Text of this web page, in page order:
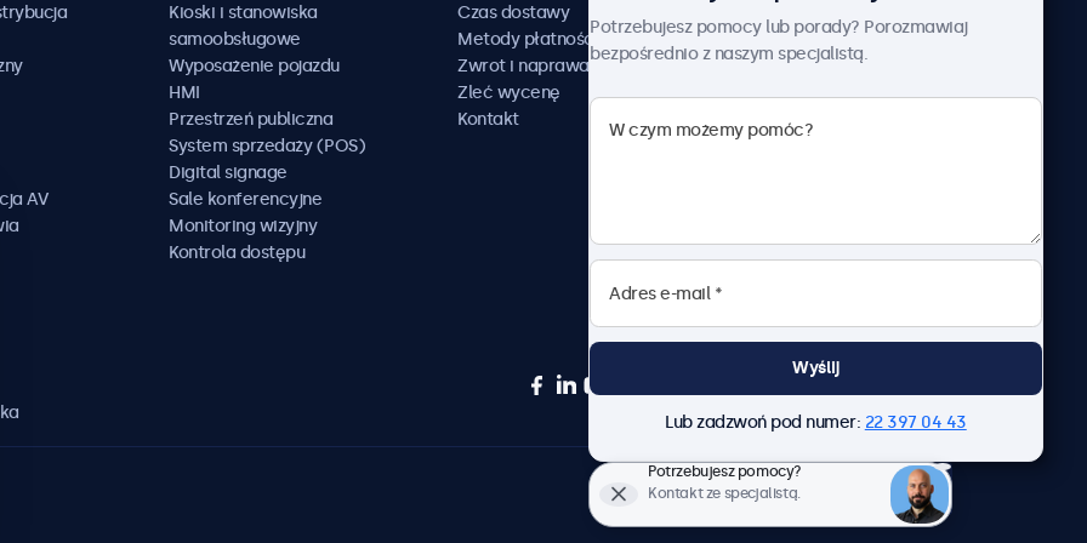
AV
Kioski i stanowiska
samoobsługowe
Wyposażenie pojazdu
HMI
Przestrzeń publiczna
System sprzedaży (POS)
Digital signage
Sale konferencyjne
Monitoring wizyjny
Kontrola dostępu
Czas dostawy
Metody płatności
Zwrot i naprawa
Zleć wycenę
Kontakt
Przykłady zastosowania
Aktualności i informacje
Pracuj z nami
Regulamin
Polski
Potrzebujesz pomocy lub porady? Porozmawiaj
bezpośrednio z naszym specjalistą.
Wyślij
Lub zadzwoń pod numer: 22 397 04 43
Potrzebujesz pomocy?
Kontakt ze specjalistą.